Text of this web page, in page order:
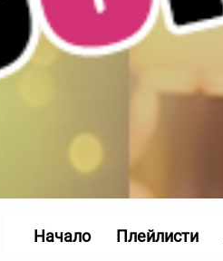
Начало Плейлисти